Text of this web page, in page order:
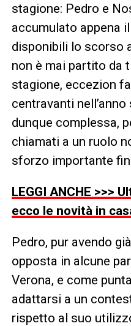
stagione: Pedro e
accumulato appena
disponibili lo scorso
non è mai partito da
stagione, eccezion
centravanti
dunque complessa,
chiamati a un ruolo
sforzo importante
LEGGI ANCHE >>>
ecco le novità in
Pedro, pur avendo
opposta in alcune
Verona, e come
adattarsi a un
rispetto al suo